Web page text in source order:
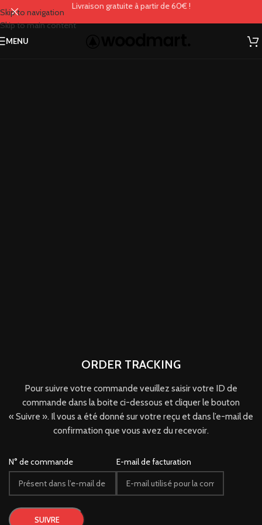
Skip to navigation
Skip to main content
Livraison gratuite à partir de 60€ !
MENU
ORDER TRACKING
Pour suivre votre commande veuillez saisir votre ID de
commande dans la boite ci-dessous et cliquer le bouton
« Suivre ». Il vous a été donné sur votre reçu et dans l’e-mail de
confirmation que vous avez du recevoir.
N° de commande E-mail de facturation
SUIVRE